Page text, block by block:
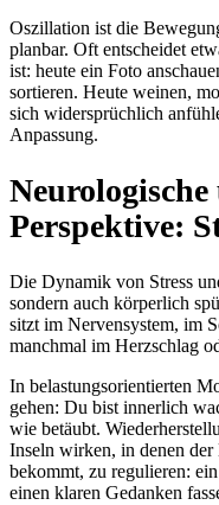
Oszillation ist die
planbar. Oft entscheidet
ist: heute ein Foto
sortieren. Heute weinen,
sich widersprüchlich
Anpassung.
Perspektive:
Die Dynamik von Stress
sondern auch körperlich
sitzt im Nervensystem, im
manchmal im Herzschlag
In belastungsorientierten
gehen: Du bist innerlich
wie betäubt.
Inseln wirken, in denen der
bekommt, zu regulieren:
einen klaren Gedanken